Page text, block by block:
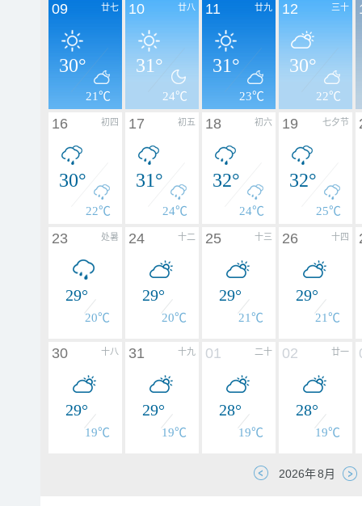
廿七
09
30°
21℃
廿八
10
31°
24℃
廿九
11
31°
23℃
三十
12
30°
22℃
初四
16
30°
22℃
初五
17
31°
24℃
初六
18
32°
24℃
七夕节
19
32°
25℃
处暑
23
29°
20℃
十二
24
29°
20℃
十三
25
29°
21℃
十四
26
29°
21℃
十八
30
29°
19℃
十九
31
29°
19℃
二十
01
28°
19℃
廿一
02
28°
19℃